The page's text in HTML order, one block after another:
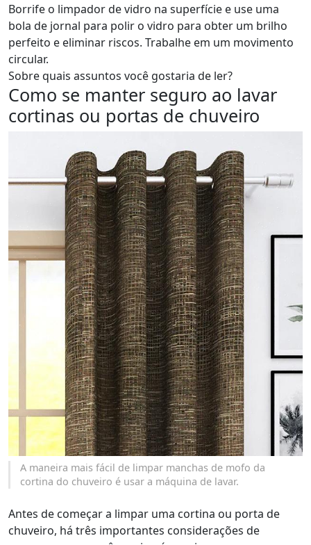
Borrife o limpador de vidro na superfície e use uma
bola de jornal para polir o vidro para obter um brilho
perfeito e eliminar riscos. Trabalhe em um movimento
circular.
Sobre quais assuntos você gostaria de ler?
Como se manter seguro ao lavar
cortinas ou portas de chuveiro
A maneira mais fácil de limpar manchas de mofo da
cortina do chuveiro é usar a máquina de lavar.
Antes de começar a limpar uma cortina ou porta de
chuveiro, há três importantes considerações de